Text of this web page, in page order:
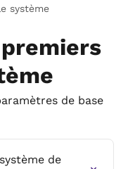
système
de base
de